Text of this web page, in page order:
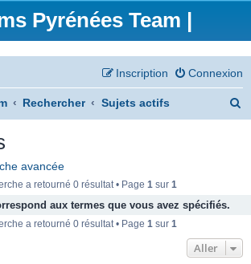
Pyrénées Team |
Connexion
Inscription
Rechercher Sujets actifs
avancée
a retourné 0 résultat • Page 1sur 1
aux termes que vous avez spécifiés.
a retourné 0 résultat • Page 1sur 1
Aller